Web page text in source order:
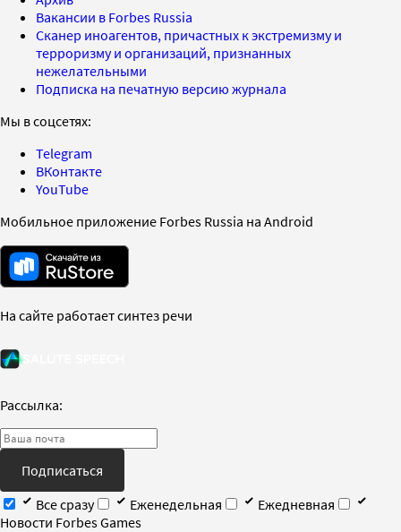
Вакансии в Forbes Russia
Сканер иноагентов, причастных к экстремизму и
терроризму и организаций, признанных
нежелательными
Подписка на печатную версию журнала
Мы в соцсетях:
Telegram
ВКонтакте
YouTube
Мобильное приложение Forbes Russia на Android
На сайте работает синтез речи
Рассылка:
Подписаться
Все сразу
Еженедельная
Ежедневная
Новости Forbes Games